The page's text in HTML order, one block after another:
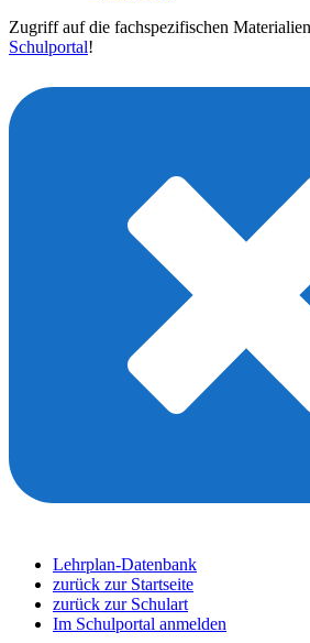
Zugriff auf die fachspezifischen
Schulportal!
Lehrplan-Datenbank
zurück zur Startseite
zurück zur Schulart
Im Schulportal anmelden